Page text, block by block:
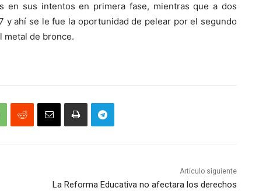
en sus intentos en primera fase, mientras que a dos
y ahí se le fue la oportunidad de pelear por el segundo
metal de bronce.
Artículo siguiente
La Reforma Educativa no afectara los derechos